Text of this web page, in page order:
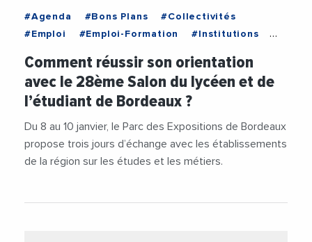
#Agenda #Bons Plans
#Collectivités
#Emploi
#Emploi-Formation
#Institutions
Comment réussir son orientation
avec le 28ème Salon du lycéen et de
l’étudiant de Bordeaux ?
Du 8 au 10 janvier, le Parc des Expositions de Bordeaux
propose trois jours d’échange avec les établissements
de la région sur les études et les métiers.